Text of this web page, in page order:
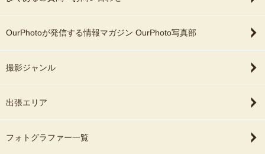
OurPhotoが発信する情報マガジン OurPhoto写真部
撮影ジャンル
出張エリア
フォトグラファー一覧